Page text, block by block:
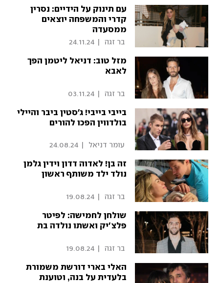
עם תינוק על הידיים: נסרין
קדרי והמשפחה יוצאים
ממסעדה
בר זגה 24.11.24
מזל טוב: דניאל ליטמן הפך
לאבא
בר זגה 03.11.24
בייבי בייבי! ג'סטין ביבר והיילי
בולדווין הפכו להורים
עומר דניאל 24.08.24
זה בן! לאדוה דדון וידין גלמן
נולד ילד משותף ראשון
בר זגה 19.08.24
שולחן לחמישה: לפיטר
פלצ'יק ואשתו נולדה בת
בר זגה 19.08.24
האלי בארי דורשת משמורת
בלעדית על בנה, וטוענת